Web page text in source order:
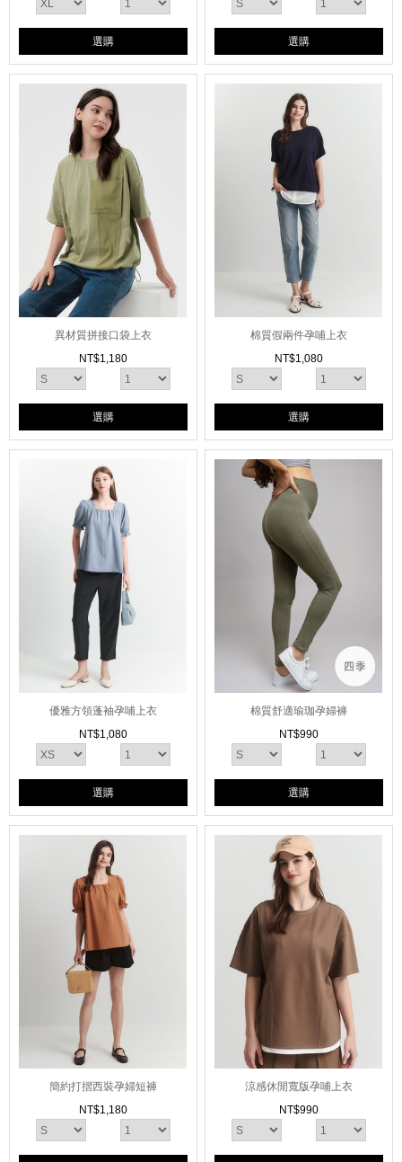
選購 選購
異材質拼接口袋上衣
NT$1,180
選購
棉質假兩件孕哺上衣
NT$1,080
選購
優雅方領蓬袖孕哺上衣
NT$1,080
選購
棉質舒適瑜珈孕婦褲
NT$990
選購
簡約打摺西裝孕婦短褲
NT$1,180
涼感休閒寬版孕哺上衣
NT$990